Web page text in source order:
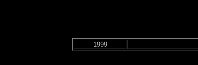
1999